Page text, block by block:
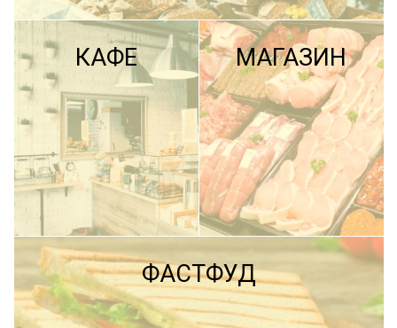
ПОДРОБНЕЕ
КАФЕ МАГАЗИН
ФАСТФУД